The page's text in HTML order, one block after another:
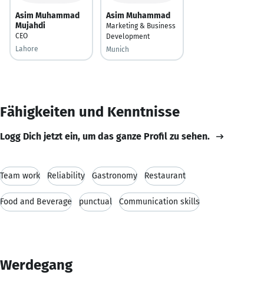
Asim Muhammad
Mujahdi
CEO
Lahore
Asim Muhammad
Marketing & Business
Development
Munich
Fähigkeiten und Kenntnisse
Logg Dich jetzt ein, um das ganze Profil zu sehen.
Team work Reliability Gastronomy Restaurant
Food and Beverage punctual Communication skills
Werdegang